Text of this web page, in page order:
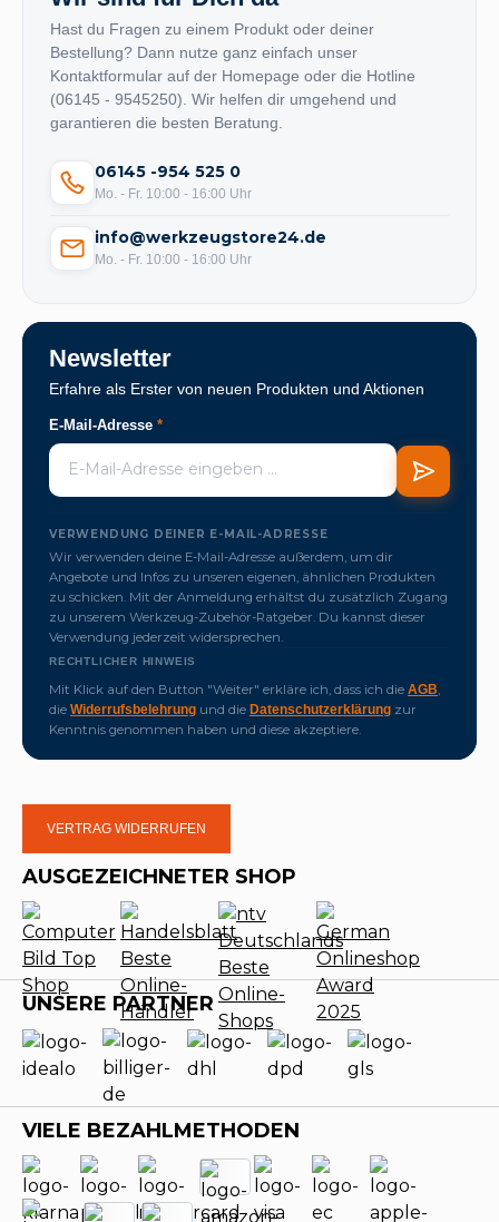
Hast du Fragen zu einem Produkt oder deiner
Bestellung? Dann nutze ganz einfach unser
Kontaktformular auf der Homepage oder die Hotline
(06145 - 9545250). Wir helfen dir umgehend und
garantieren die besten Beratung.
06145 -954 525 0
Mo. - Fr. 10:00 - 16:00 Uhr
info@werkzeugstore24.de
Mo. - Fr. 10:00 - 16:00 Uhr
Newsletter
Erfahre als Erster von neuen Produkten und Aktionen
E-Mail-Adresse *
VERWENDUNG DEINER E-MAIL-ADRESSE
Wir verwenden deine E-Mail-Adresse außerdem, um dir
Angebote und Infos zu unseren eigenen, ähnlichen Produkten
zu schicken. Mit der Anmeldung erhältst du zusätzlich Zugang
zu unserem Werkzeug-Zubehör-Ratgeber. Du kannst dieser
Verwendung jederzeit widersprechen.
RECHTLICHER HINWEIS
Mit Klick auf den Button "Weiter" erkläre ich, dass ich die AGB
die Widerrufsbelehrung und die Datenschutzerklärung zur
Kenntnis genommen haben und diese akzeptiere.
VERTRAG WIDERRUFEN
AUSGEZEICHNETER SHOP
UNSERE PARTNER
VIELE BEZAHLMETHODEN